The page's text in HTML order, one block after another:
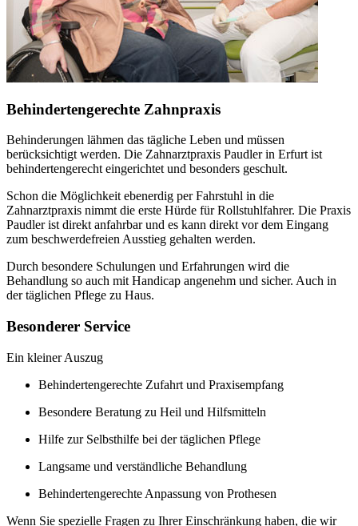
Behindertengerechte Zahnpraxis
Behinderungen lähmen das tägliche Leben und müssen
berücksichtigt werden. Die Zahnarztpraxis Paudler in Erfurt ist
behindertengerecht eingerichtet und besonders geschult.
Schon die Möglichkeit ebenerdig per Fahrstuhl in die
Zahnarztpraxis nimmt die erste Hürde für Rollstuhlfahrer. Die Praxis
Paudler ist direkt anfahrbar und es kann direkt vor dem Eingang
zum beschwerdefreien Ausstieg gehalten werden.
Durch besondere Schulungen und Erfahrungen wird die
Behandlung so auch mit Handicap angenehm und sicher. Auch in
der täglichen Pflege zu Haus.
Besonderer Service
Ein kleiner Auszug
Behindertengerechte Zufahrt und Praxisempfang
Besondere Beratung zu Heil und Hilfsmitteln
Hilfe zur Selbsthilfe bei der täglichen Pflege
Langsame und verständliche Behandlung
Behindertengerechte Anpassung von Prothesen
Wenn Sie spezielle Fragen zu Ihrer Einschränkung haben, die wir